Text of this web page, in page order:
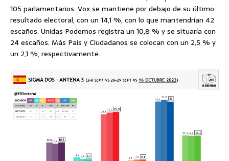
105 parlamentarios. Vox se mantiene por debajo de su último
resultado electoral, con un 14,1 %, con lo que mantendrían 42
escaños. Unidas Podemos registra un 10,8 % y se situaría con
24 escaños. Más País y Ciudadanos se colocan con un 2,5 % y
un 2,1 %, respectivamente.